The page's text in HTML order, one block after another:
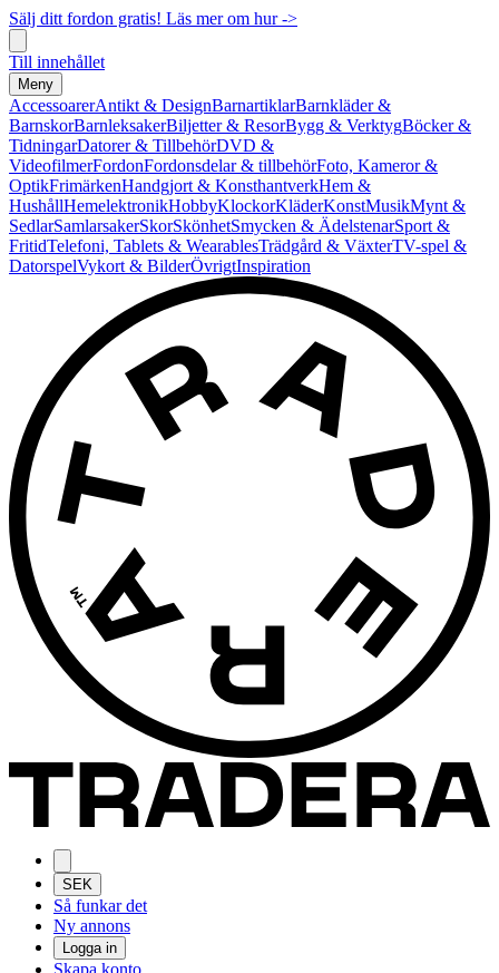
Sälj ditt fordon gratis! Läs mer om hur ->
Till innehållet
Meny
AccessoarerAntikt & DesignBarnartiklarBarnkläder &
BarnskorBarnleksakerBiljetter & ResorBygg & VerktygBöcker &
TidningarDatorer & TillbehörDVD &
VideofilmerFordonFordonsdelar & tillbehörFoto, Kameror &
OptikFrimärkenHandgjort & KonsthantverkHem &
HushållHemelektronikHobbyKlockorKläderKonstMusikMynt &
SedlarSamlarsakerSkorSkönhetSmycken & ÄdelstenarSport &
FritidTelefoni, Tablets & WearablesTrädgård & VäxterTV-spel &
DatorspelVykort & BilderÖvrigtInspiration
SEK
Så funkar det
Ny annons
Logga in
Skapa konto